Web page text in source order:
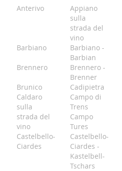
Anterivo
Appiano
sulla
strada del
vino
Barbiano
Barbiano -
Barbian
Brennero
Brennero -
Brenner
Brunico
Cadipietra
Caldaro
sulla
strada del
vino
Campo di
Trens
Campo
Tures
Castelbello-
Ciardes
Castelbello-
Ciardes -
Kastelbell-
Tschars